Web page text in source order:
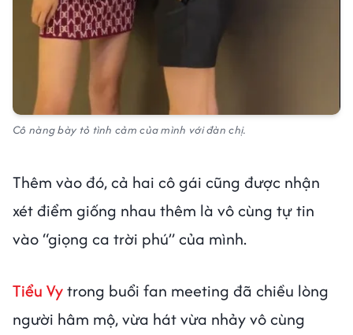
Cô nàng bày tỏ tình cảm của mình với đàn chị.
Thêm vào đó, cả hai cô gái cũng được nhận
xét điểm giống nhau thêm là vô cùng tự tin
vào “giọng ca trời phú” của mình.
Tiểu Vytrong buổi fan meeting đã chiều lòng
người hâm mộ, vừa hát vừa nhảy vô cùng